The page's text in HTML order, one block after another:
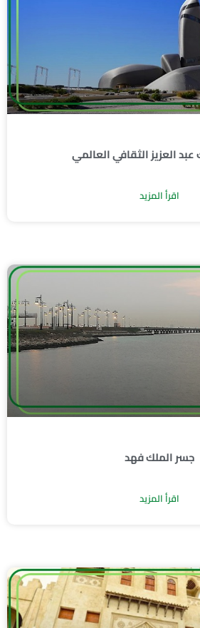
العزيز الثقافي العالمي
اقرأ المزيد
جسر الملك فهد
اقرأ المزيد